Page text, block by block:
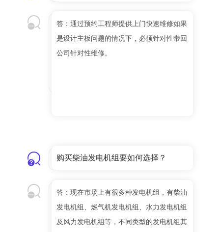
答：通过预约工程师提供上门快速维修如果
是设计主板问题的情况下，必须针对性带回
公司针对性维修。
购买柴油发电机组要如何选择？
答：现在市场上有很多种发电机组，有柴油
发电机组、燃气机发电机组、水力发电机组
及风力发电机组等，不同类型的发电机组其